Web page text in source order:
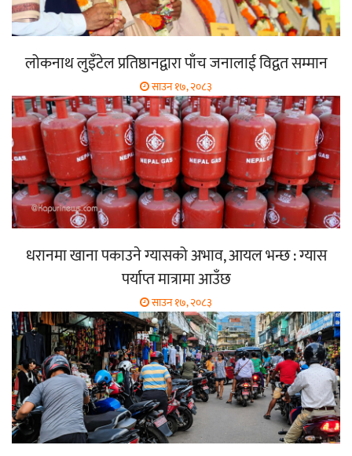
लोकनाथ लुइँटेल प्रतिष्ठानद्वारा पाँच जनालाई विद्वत सम्मान
साउन १७, २०८३
धरानमा खाना पकाउने ग्यासको अभाव, आयल भन्छ : ग्यास
पर्याप्त मात्रामा आउँछ
साउन १७, २०८३